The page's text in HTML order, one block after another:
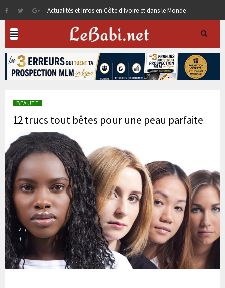
Actualités et Infos en Côte d'Ivoire et dans le Monde
BEAUTE
12 trucs tout bêtes pour une peau parfaite